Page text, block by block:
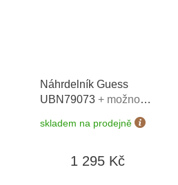
Náhrdelník Guess
UBN79073 + možnost
skladem na prodejně
1 295 Kč